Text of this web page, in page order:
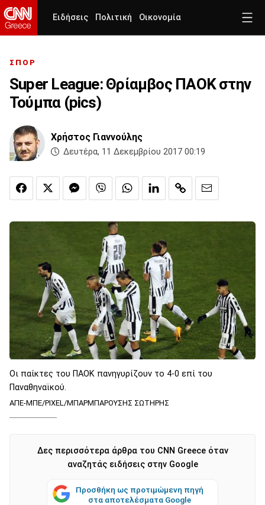
Ειδήσεις Πολιτική Οικονομία
ΣΠΟΡ
Super League: Θρίαμβος ΠΑΟΚ στην
Τούμπα (pics)
Χρήστος Γιαννούλης
Δευτέρα, 11 Δεκεμβρίου 2017 00:19
Οι παίκτες του ΠΑΟΚ πανηγυρίζουν το 4-0 επί του
Παναθηναϊκού.
ΑΠΕ-ΜΠΕ/PIXEL/ΜΠΑΡΜΠΑΡΟΥΣΗΣ ΣΩΤΗΡΗΣ
Δες περισσότερα άρθρα του CNN Greece όταν
αναζητάς ειδήσεις στην Google
Προσθήκη ως προτιμώμενη πηγή
στα αποτελέσματα Google